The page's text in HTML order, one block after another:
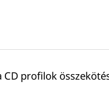
profilok